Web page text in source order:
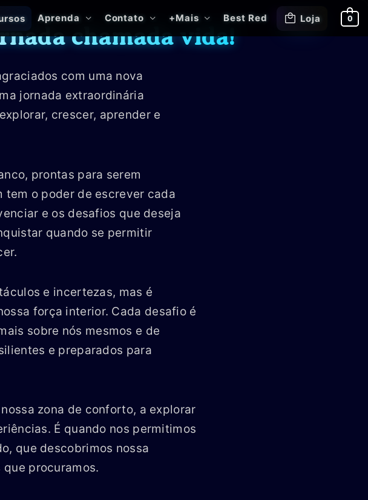
Aprenda Contato +Mais Best Red Loja 0
chamada vida!
com uma nova
jornada extraordinária
crescer, aprender e
prontas para serem
tem o poder de escrever cada
e os desafios que deseja
quando se permitir
e incertezas, mas é
força interior. Cada desafio é
sobre nós mesmos e de
e preparados para
zona de conforto, a explorar
É quando nos permitimos
que descobrimos nossa
procuramos.